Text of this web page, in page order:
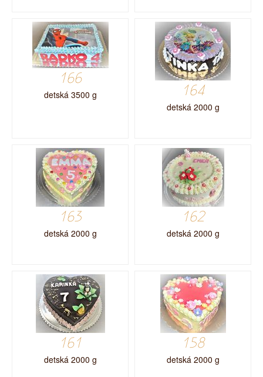
166
detská 3500 g 164
detská 2000 g
163
detská 2000 g
162
detská 2000 g
161
detská 2000 g
158
detská 2000 g